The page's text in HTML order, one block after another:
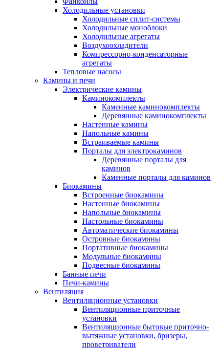
Холодильные установки
Холодильные сплит-системы
Холодильные моноблоки
Холодильные агрегаты
Воздухоохладители
Компрессорно-конденсаторные
агрегаты
Тепловые насосы
Камины и печи
Электрические камины
Каминокомплекты
Каменные каминокомплекты
Деревянные каминокомплекты
Настенные камины
Напольные камины
Встраиваемые камины
Порталы для электрокаминов
Деревянные порталы для
каминов
Каменные порталы для каминов
Биокамины
Встроенные биокамины
Настенные биокамины
Напольные биокамины
Настольные биокамины
Автоматические биокамины
Островные биокамины
Портативные биокамины
Модульные биокамины
Подвесные биокамины
Банные печи
Печи-камины
Вентиляция
Вентиляционные установки
Вентиляционные приточные
установки
Вентиляционные бытовые приточно-
вытяжные установки, бризеры,
проветриватели